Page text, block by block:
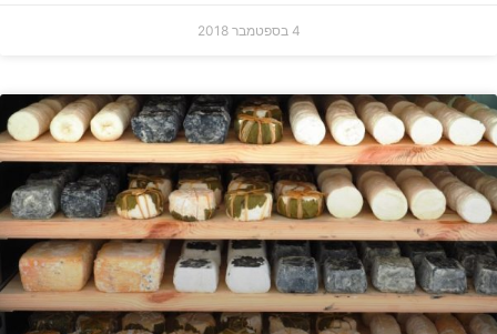
4 בספטמבר 2018